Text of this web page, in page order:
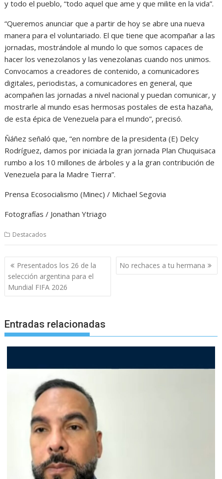
y todo el pueblo, “todo aquel que ame y que milite en la vida”.
“Queremos anunciar que a partir de hoy se abre una nueva
manera para el voluntariado. El que tiene que acompañar a las
jornadas, mostrándole al mundo lo que somos capaces de
hacer los venezolanos y las venezolanas cuando nos unimos.
Convocamos a creadores de contenido, a comunicadores
digitales, periodistas, a comunicadores en general, que
acompañen las jornadas a nivel nacional y puedan comunicar, y
mostrarle al mundo esas hermosas postales de esta hazaña,
de esta épica de Venezuela para el mundo”, precisó.
Ñáñez señaló que, “en nombre de la presidenta (E) Delcy
Rodríguez, damos por iniciada la gran jornada Plan Chuquisaca
rumbo a los 10 millones de árboles y a la gran contribución de
Venezuela para la Madre Tierra”.
Prensa Ecosocialismo (Minec) / Michael Segovia
Fotografías / Jonathan Ytriago
Destacados
Navegación
de
entradas
Presentados los 26 de la
selección argentina para el
Mundial FIFA 2026
No rechaces a tu hermana
Entradas relacionadas